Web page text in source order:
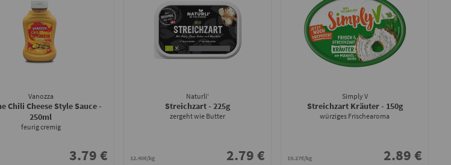
Vanozza
Chili Cheese Style Sauce-
250ml
feurig cremig
3.79 €
Naturli'
Streichzart- 225g
zergeht wie Butter
12.40€/kg 2.79 €
Simply V
Streichzart Kräuter- 150g
würziges Frischearoma
19.27€/kg 2.89 €